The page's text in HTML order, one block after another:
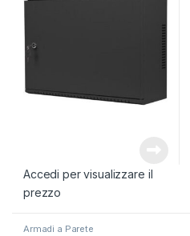
Accedi per visualizzare il
prezzo
Armadi a Parete